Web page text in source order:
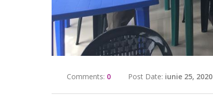
Comments: 0 Post Date: iunie 25, 2020